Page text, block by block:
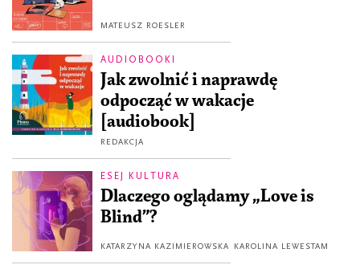
MATEUSZ ROESLER
AUDIOBOOKI
Jak zwolnić i naprawdę
odpocząć w wakacje
[audiobook]
REDAKCJA
ESEJ KULTURA
Dlaczego oglądamy „Love is
Blind”?
KATARZYNA KAZIMIEROWSKA KAROLINA LEWESTAM